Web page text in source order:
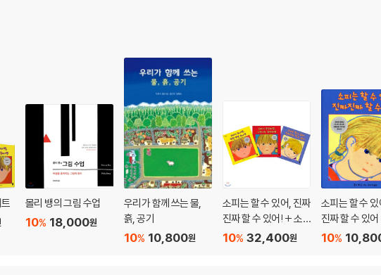
몰리 뱅의 그림 수업
18,000원
10%
우리가 함께 쓰는 물,
흙, 공기
10,800원
10%
소피는 할 수 있어, 진짜
진짜 할 수 있어! + 소
피가 화나면 정말 정말
32,400원
10%
소피는 할 수
진짜 할 수 있어
10%